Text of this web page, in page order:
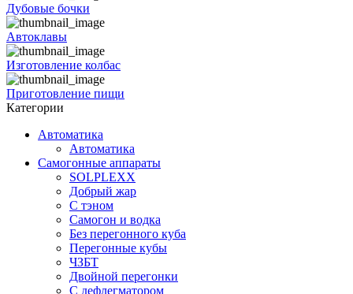
Дубовые бочки
Автоклавы
Изготовление колбас
Приготовление пищи
Категории
Автоматика
Автоматика
Самогонные аппараты
SOLPLEXX
Добрый жар
С тэном
Самогон и водка
Без перегонного куба
Перегонные кубы
ЧЗБТ
Двойной перегонки
С дефлегматором